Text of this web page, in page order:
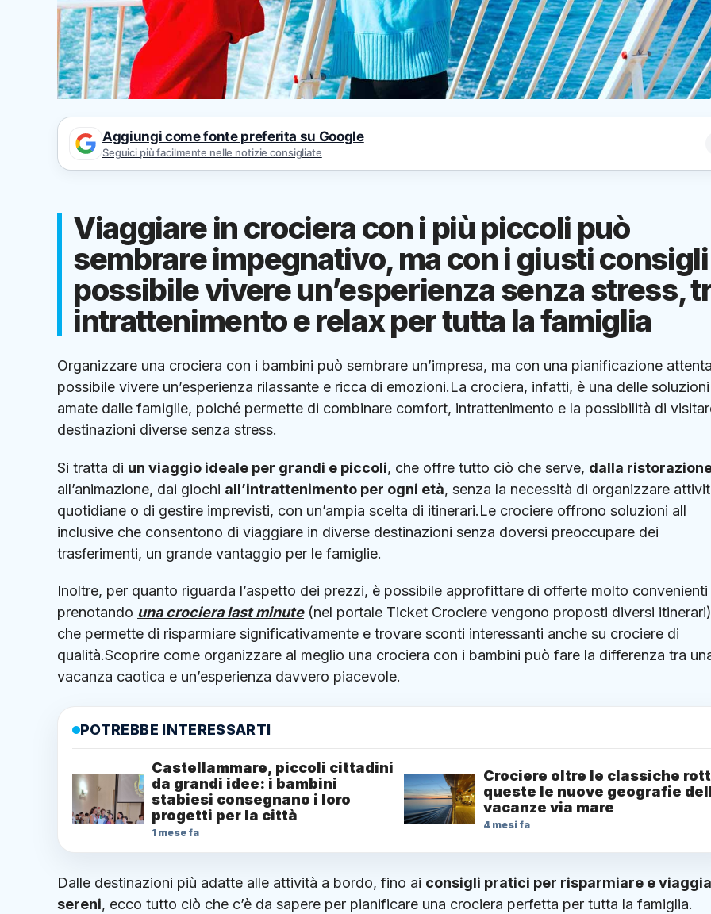
Aggiungi come fonte preferita su Google
Seguici più facilmente nelle notizie consigliate
Viaggiare in crociera con i più piccoli può
sembrare impegnativo, ma con i giusti
possibile vivere un’esperienza senza stress,
intrattenimento e relax per tutta la famiglia
Organizzare una crociera con i bambini può sembrare un’impresa, ma con una pianificazione
possibile vivere un’esperienza rilassante e ricca di emozioni.La crociera, infatti, è una delle
amate dalle famiglie, poiché permette di combinare comfort, intrattenimento e la possibilità di
destinazioni diverse senza stress.
Si tratta di un viaggio ideale per grandi e piccoli, che offre tutto ciò che serve, dalla
all’animazione, dai giochi all’intrattenimento per ogni età, senza la necessità di organizzare
quotidiane o di gestire imprevisti, con un’ampia scelta di itinerari.Le crociere offrono soluzioni all
inclusive che consentono di viaggiare in diverse destinazioni senza doversi preoccupare dei
trasferimenti, un grande vantaggio per le famiglie.
Inoltre, per quanto riguarda l’aspetto dei prezzi, è possibile approfittare di offerte molto convenienti
prenotando una crociera last minute(nel portale Ticket Crociere vengono proposti diversi
che permette di risparmiare significativamente e trovare sconti interessanti anche su crociere di
qualità.Scoprire come organizzare al meglio una crociera con i bambini può fare la differenza tra
vacanza caotica e un’esperienza davvero piacevole.
POTREBBE INTERESSARTI
Castellammare, piccoli cittadini
da grandi idee: i bambini
stabiesi consegnano i loro
progetti per la città
1 mese fa
Crociere oltre le classiche
queste le nuove geografie
vacanze via mare
4 mesi fa
Dalle destinazioni più adatte alle attività a bordo, fino ai consigli pratici per risparmiare e
sereni, ecco tutto ciò che c’è da sapere per pianificare una crociera perfetta per tutta la famiglia.